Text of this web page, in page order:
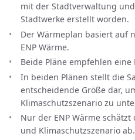
mit der Stadtverwaltung
Stadtwerke erstellt worden.
Der Wärmeplan basiert auf
ENP Wärme.
Beide Pläne empfehlen
In beiden Plänen stellt die
entscheidende Größe dar,
Klimaschutzszenario zu
Nur der ENP Wärme
und Klimaschutzszenario